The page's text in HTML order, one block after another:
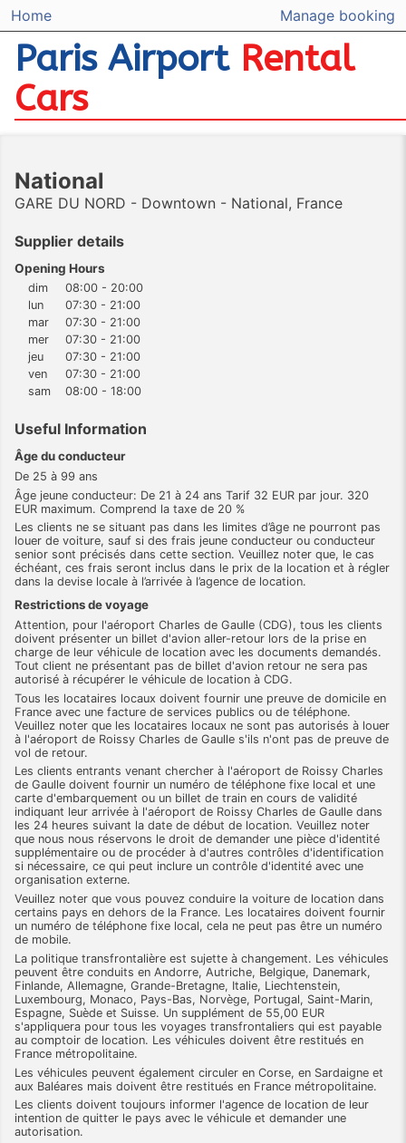
Home Manage booking
Paris Airport Rental
Cars
National
GARE DU NORD - Downtown - National, France
Supplier details
Opening Hours
dim
08:00 - 20:00
lun
07:30 - 21:00
mar
07:30 - 21:00
mer
07:30 - 21:00
jeu
07:30 - 21:00
ven
07:30 - 21:00
sam
08:00 - 18:00
Useful Information
Âge du conducteur
De 25 à 99 ans
Âge jeune conducteur: De 21 à 24 ans Tarif 32 EUR par jour. 320
EUR maximum. Comprend la taxe de 20 %
Les clients ne se situant pas dans les limites d’âge ne pourront pas
louer de voiture, sauf si des frais jeune conducteur ou conducteur
senior sont précisés dans cette section. Veuillez noter que, le cas
échéant, ces frais seront inclus dans le prix de la location et à régler
dans la devise locale à l’arrivée à l’agence de location.
Restrictions de voyage
Attention, pour l'aéroport Charles de Gaulle (CDG), tous les clients
doivent présenter un billet d'avion aller-retour lors de la prise en
charge de leur véhicule de location avec les documents demandés.
Tout client ne présentant pas de billet d'avion retour ne sera pas
autorisé à récupérer le véhicule de location à CDG.
Tous les locataires locaux doivent fournir une preuve de domicile en
France avec une facture de services publics ou de téléphone.
Veuillez noter que les locataires locaux ne sont pas autorisés à louer
à l'aéroport de Roissy Charles de Gaulle s'ils n'ont pas de preuve de
vol de retour.
Les clients entrants venant chercher à l'aéroport de Roissy Charles
de Gaulle doivent fournir un numéro de téléphone fixe local et une
carte d'embarquement ou un billet de train en cours de validité
indiquant leur arrivée à l'aéroport de Roissy Charles de Gaulle dans
les 24 heures suivant la date de début de location. Veuillez noter
que nous nous réservons le droit de demander une pièce d'identité
supplémentaire ou de procéder à d'autres contrôles d'identification
si nécessaire, ce qui peut inclure un contrôle d'identité avec une
organisation externe.
Veuillez noter que vous pouvez conduire la voiture de location dans
certains pays en dehors de la France. Les locataires doivent fournir
un numéro de téléphone fixe local, cela ne peut pas être un numéro
de mobile.
La politique transfrontalière est sujette à changement. Les véhicules
peuvent être conduits en Andorre, Autriche, Belgique, Danemark,
Finlande, Allemagne, Grande-Bretagne, Italie, Liechtenstein,
Luxembourg, Monaco, Pays-Bas, Norvège, Portugal, Saint-Marin,
Espagne, Suède et Suisse. Un supplément de 55,00 EUR
s'appliquera pour tous les voyages transfrontaliers qui est payable
au comptoir de location. Les véhicules doivent être restitués en
France métropolitaine.
Les véhicules peuvent également circuler en Corse, en Sardaigne et
aux Baléares mais doivent être restitués en France métropolitaine.
Les clients doivent toujours informer l'agence de location de leur
intention de quitter le pays avec le véhicule et demander une
autorisation.